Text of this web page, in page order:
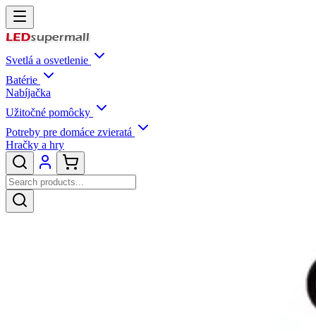
Svetlá a osvetlenie
Batérie
Nabíjačka
Užitočné pomôcky
Potreby pre domáce zvieratá
Hračky a hry